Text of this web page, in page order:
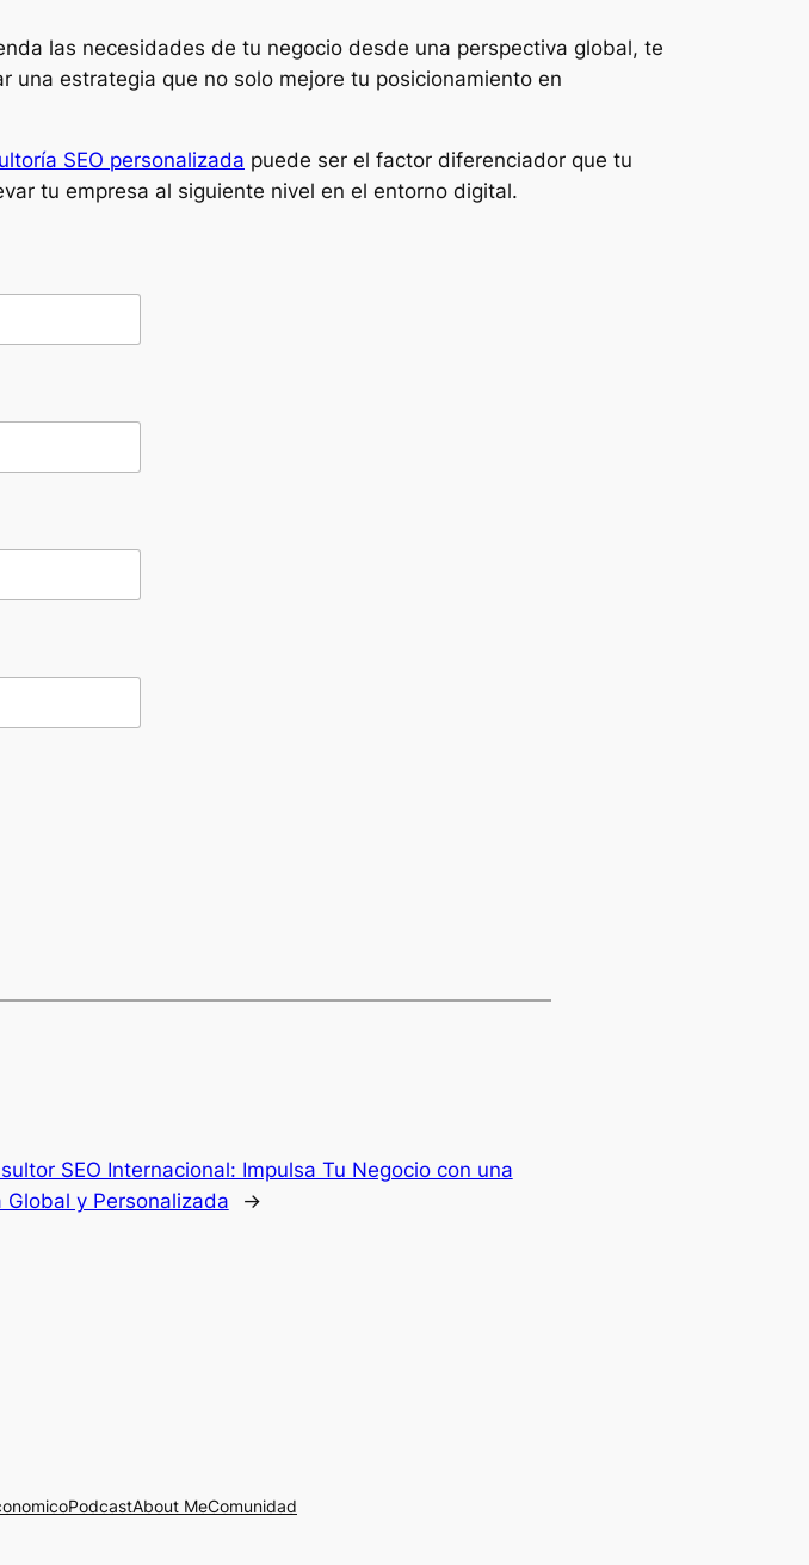
las necesidades de tu negocio desde una perspectiva global, te
una estrategia que no solo mejore tu posicionamiento en
SEO personalizada puede ser el factor diferenciador que tu
tu empresa al siguiente nivel en el entorno digital.
SEO Internacional: Impulsa Tu Negocio con una
Global y Personalizada
→
PodcastAbout MeComunidad